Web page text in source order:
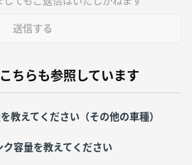
送信する
ちらも参照しています
教えてください（その他の車種）
ク容量を教えてください